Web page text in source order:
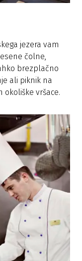
jezera vam
čolne,
brezplačno
ali piknik na
okoliške vršace.